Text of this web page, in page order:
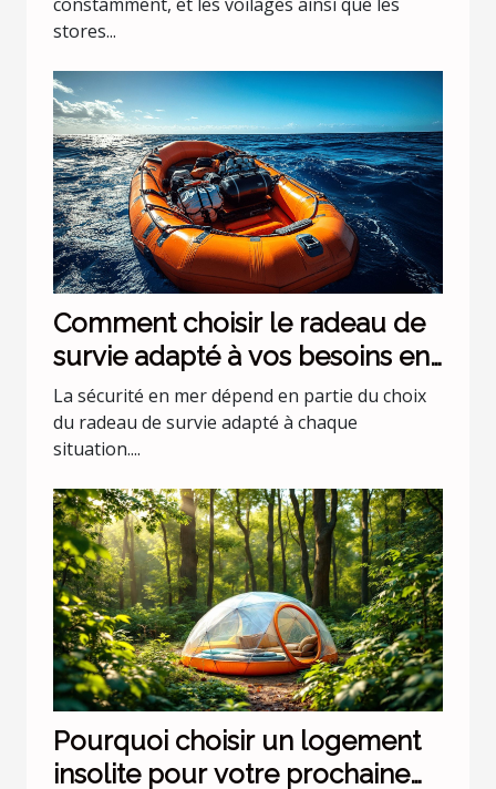
stores...
Comment choisir le radeau de
survie adapté à vos besoins en
mer ?
La sécurité en mer dépend en partie du choix
du radeau de survie adapté à chaque
situation....
Pourquoi choisir un logement
insolite pour votre prochaine